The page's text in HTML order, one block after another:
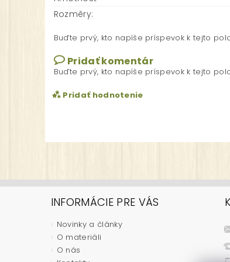
Rozměry:
Buďte prvý, kto napíše príspevok k tejto
Pridať komentár
Buďte prvý, kto napíše príspevok k tejto
Pridať hodnotenie
Vložením hodnotenie súhlasíte s
INFORMÁCIE PRE VÁS
Novinky a články
O materiáli
O nás